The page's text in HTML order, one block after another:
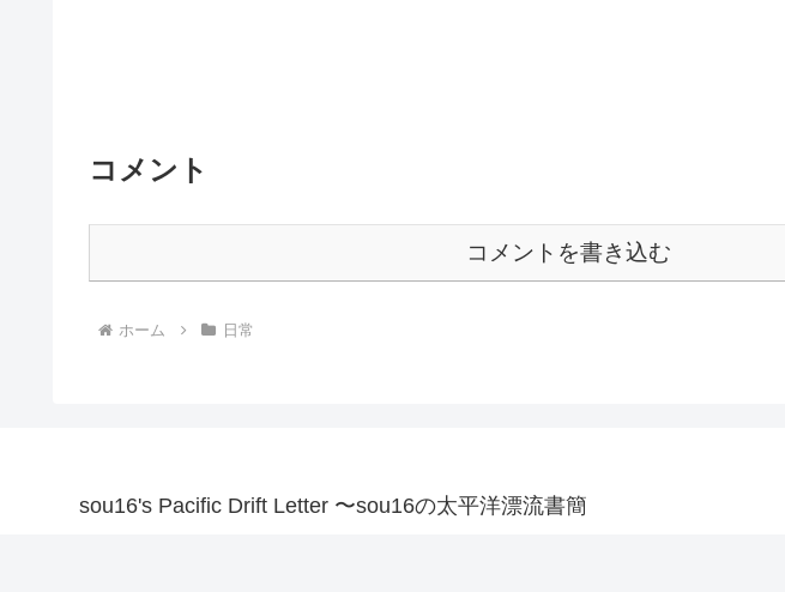
コメント
コメントを書き込む
ホーム 日常
sou16's Pacific Drift Letter 〜sou16の太平洋漂流書簡